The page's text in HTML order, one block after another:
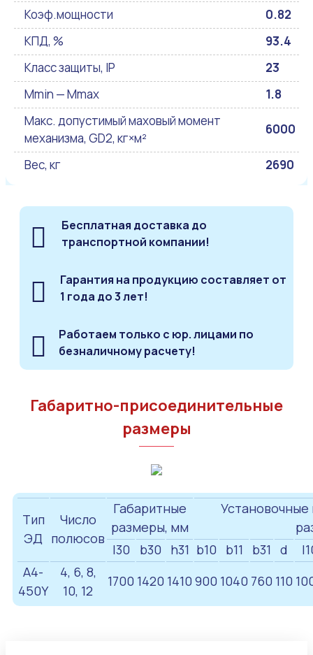
Коэф.мощности
0.82
КПД, %
93.4
Класс защиты, IP
23
Mmin — Mmax
1.8
Макс. допустимый маховый момент
механизма, GD2, кг×м²
6000
Вес, кг 2690
Бесплатная доставка до
транспортной компании!
Гарантия на продукцию составляет от
1 года до 3 лет!
Работаем только с юр. лицами по
безналичному расчету!
Габаритно-присоединительные
размеры
Тип
ЭД
Число
полюсов
Габаритные
размеры, мм
l30
b30 h31 b10 b11 b31 d
А4-
450Y
4, 6, 8,
10, 12
1700 1420 1410 900 1040 760 110